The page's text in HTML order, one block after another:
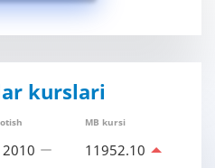
kurslari
MB kursi
11952.10